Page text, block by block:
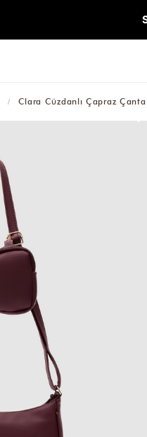
Clara Cüzdanlı Çapraz